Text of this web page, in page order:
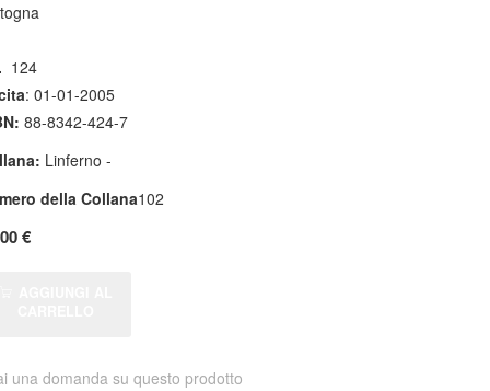
124
: 01-01-2005
88-8342-424-7
Linferno -
della Collana102
€
una domanda su questo prodotto